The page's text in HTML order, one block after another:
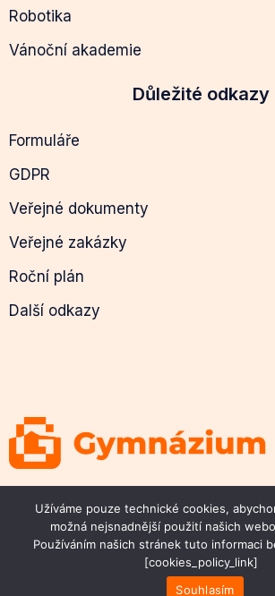
Robotika
Vánoční akademie
Důležité odkazy
Formuláře
GDPR
Veřejné dokumenty
Veřejné zakázky
Roční plán
Další odkazy
© 2026 Gymnázium Mimoň
Užíváme pouze technické cookies,
možná nejsnadnější použití našich
Používáním našich stránek tuto informaci
[cookies_policy_link]
Souhlasím